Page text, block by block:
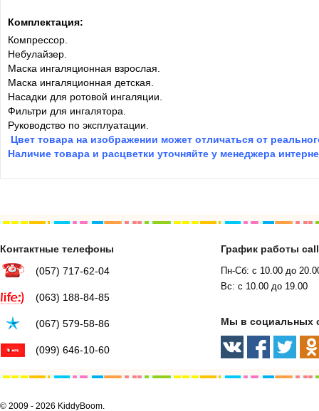
Комплектация:
Компрессор.
Небулайзер.
Маска ингаляционная взрослая.
Маска ингаляционная детская.
Насадки для ротовой ингаляции.
Фильтри для ингалятора.
Руководство по эксплуатации.
Цвет товара на изображении может отличаться от
Наличие товара и расцветки уточняйте у менеджера
Контактные телефоны
(057) 717-62-04
(063) 188-84-85
(067) 579-58-86
(099) 646-10-60
График работы
Пн-Сб: с 10.00 до
Вс: с 10.00 до 19.00
Мы в социальных
© 2009 - 2026 KiddyBoom.